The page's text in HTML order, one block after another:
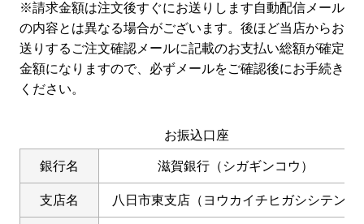
※請求金額は注文後すぐにお送りします自動配信メール
の内容とは異なる場合がございます。後ほど当店からお
送りするご注文確認メールに記載のお支払い総額が確定
金額になりますので、必ずメールをご確認後にお手続き
ください。
お振込口座
銀行名 滋賀銀行（シガギンコウ）
支店名 八日市東支店（ヨウカイチヒガシシテン）